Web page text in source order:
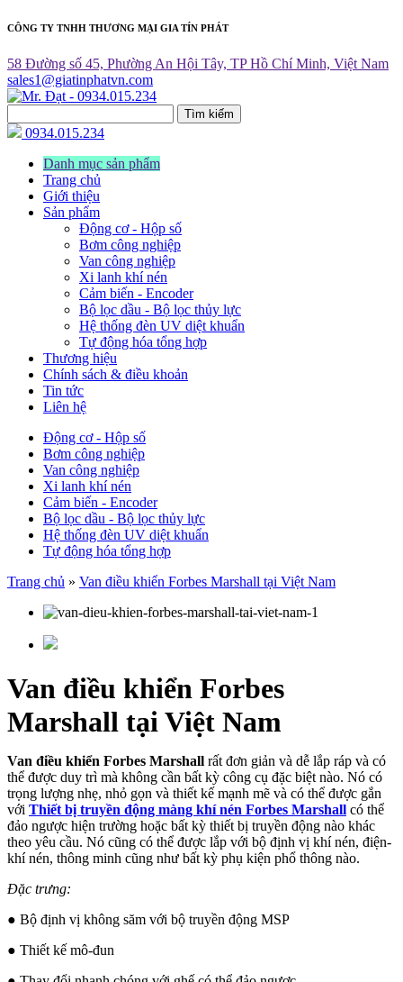
CÔNG TY TNHH THƯƠNG MẠI GIA TÍN PHÁT
58 Đường số 45, Phường An Hội Tây, TP Hồ Chí Minh, Việt Nam
sales1@giatinphatvn.com
Tìm kiếm
0934.015.234
Danh mục sản phẩm
Trang chủ
Giới thiệu
Sản phẩm
Động cơ - Hộp số
Bơm công nghiệp
Van công nghiệp
Xi lanh khí nén
Cảm biến - Encoder
Bộ lọc dầu - Bộ lọc thủy lực
Hệ thống đèn UV diệt khuẩn
Tự động hóa tổng hợp
Thương hiệu
Chính sách & điều khoản
Tin tức
Liên hệ
Động cơ - Hộp số
Bơm công nghiệp
Van công nghiệp
Xi lanh khí nén
Cảm biến - Encoder
Bộ lọc dầu - Bộ lọc thủy lực
Hệ thống đèn UV diệt khuẩn
Tự động hóa tổng hợp
Trang chủ » Van điều khiển Forbes Marshall tại Việt Nam
Van điều khiển Forbes
Marshall tại Việt Nam
Van điều khiển Forbes Marshall rất đơn giản và dễ lắp ráp và có
thể được duy trì mà không cần bất kỳ công cụ đặc biệt nào. Nó có
trọng lượng nhẹ, nhỏ gọn và thiết kế mạnh mẽ và có thể được gắn
với Thiết bị truyền động màng khí nén Forbes Marshall có thể
đảo ngược hiện trường hoặc bất kỳ thiết bị truyền động nào khác
theo yêu cầu. Nó cũng có thể được lắp với bộ định vị khí nén, điện-
khí nén, thông minh cũng như bất kỳ phụ kiện phổ thông nào.
Đặc trưng:
● Bộ định vị không săm với bộ truyền động MSP
● Thiết kế mô-đun